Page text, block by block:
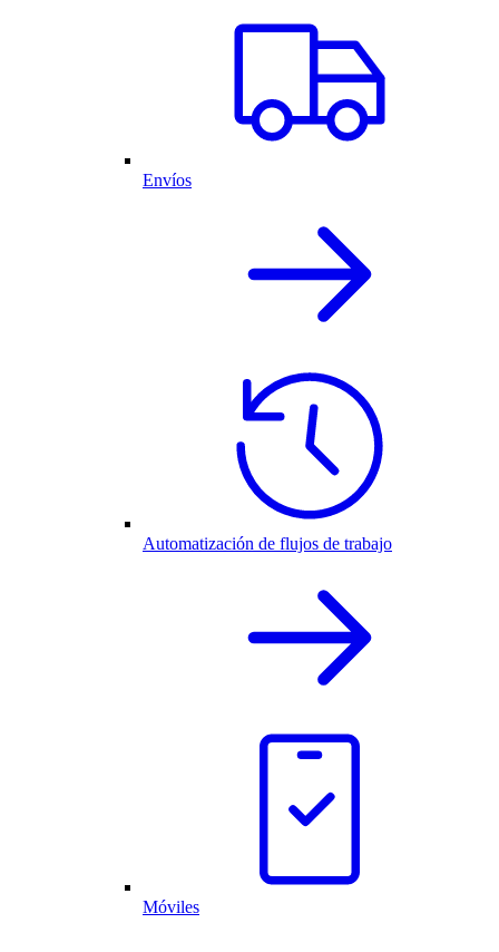
Envíos
Automatización de flujos de trabajo
Móviles